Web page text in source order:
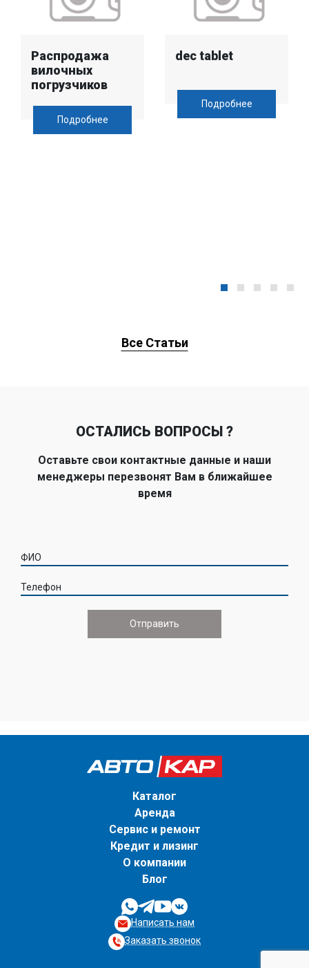
Распродажа
вилочных
погрузчиков
Подробнее
dec tablet
Подробнее
Все Статьи
ОСТАЛИСЬ ВОПРОСЫ ?
Оставьте свои контактные данные и наши
менеджеры перезвонят Вам в ближайшее
время
ФИО
Телефон
Каталог
Аренда
Сервис и ремонт
Кредит и лизинг
О компании
Блог
Написать нам
Заказать звонок